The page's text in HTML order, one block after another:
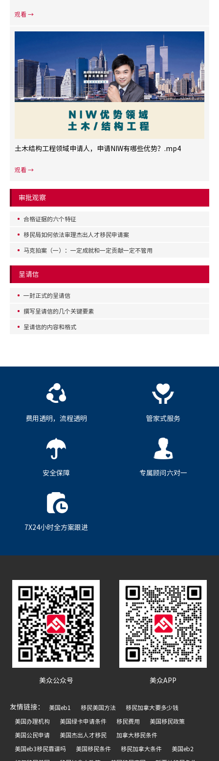
观看 →
土木结构工程领域申请人，申请NIW有哪些优势？.mp4
观看 →
审批观察
合格证据的六个特征
移民局如何依法审理杰出人才移民申请案
马克拍案（一）：一定成就和一定贡献一定不管用
呈请信
一封正式的呈请信
撰写呈请信的几个关键要素
呈请信的内容和格式
费用透明，流程透明 管家式服务
安全保障 专属顾问六对一
7X24小时全方案跟进
美众公众号 美众APP
友情链接： 美国eb1 移民美国方法 移民加拿大要多少钱
美国办理机构 美国绿卡申请条件 移民费用 美国移民政策
美国公民申请 美国杰出人才移民 加拿大移民条件
美国eb3移民靠谱吗 美国移民条件 移民加拿大条件 美国eb2